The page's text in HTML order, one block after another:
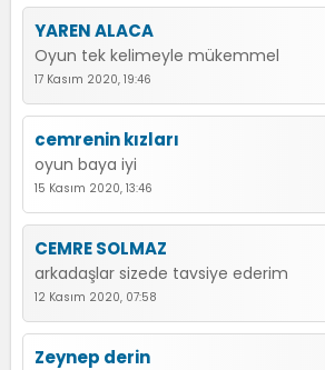
YAREN ALACA
Oyun tek kelimeyle mükemmel
17 Kasım 2020, 19:46
cemrenin kızları
oyun baya iyi
15 Kasım 2020, 13:46
CEMRE SOLMAZ
arkadaşlar sizede tavsiye ederim
12 Kasım 2020, 07:58
Zeynep derin